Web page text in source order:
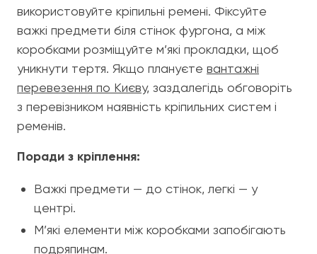
використовуйте кріпильні ремені. Фіксуйте
важкі предмети біля стінок фургона, а між
коробками розміщуйте м’які прокладки, щоб
уникнути тертя. Якщо плануєте вантажні
перевезення по Києву, заздалегідь обговоріть
з перевізником наявність кріпильних систем і
ременів.
Поради з кріплення:
Важкі предмети — до стінок, легкі — у
центрі.
М’які елементи між коробками запобігають
подряпинам.